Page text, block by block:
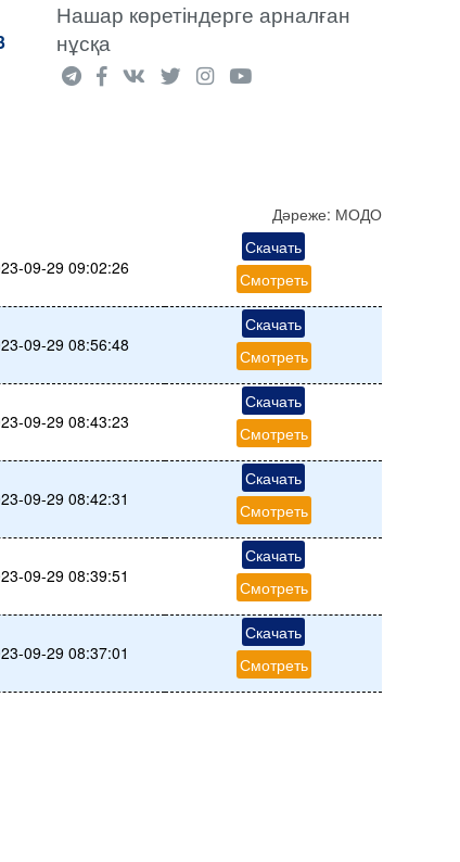
Нашар көретіндерге арналған
нұсқа
Дәреже: МОДО
09-29 09:02:26
Скачать
Смотреть
09-29 08:56:48
Скачать
Смотреть
09-29 08:43:23
Скачать
Смотреть
09-29 08:42:31
Скачать
Смотреть
09-29 08:39:51
Скачать
Смотреть
09-29 08:37:01
Скачать
Смотреть